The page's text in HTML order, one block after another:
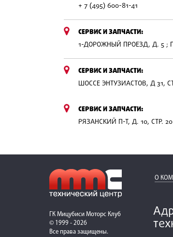
+ 7 (495) 600-81-41
СЕРВИС И ЗАПЧАСТИ:
1-ДОРОЖНЫЙ ПРОЕЗД, Д. 5 ;
СЕРВИС И ЗАПЧАСТИ:
ШОССЕ ЭНТУЗИАСТОВ, Д 31,
СЕРВИС И ЗАПЧАСТИ:
РЯЗАНСКИЙ П-Т, Д. 10, СТР.
О
ГК Мицубиси Моторс Клуб
© 1999 - 2026
Все права защищены.